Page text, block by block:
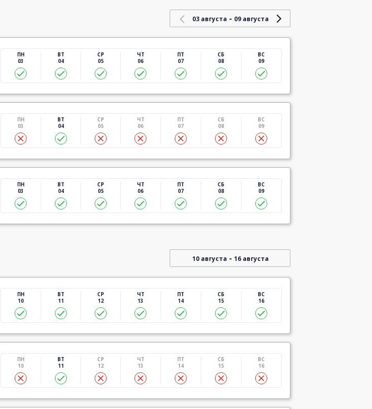
03 августа - 09 августа
ПН
03
ВТ
04
СР
05
ЧТ
06
ПТ
07
СБ
08
ВС
09
ПН
03
ВТ
04
СР
05
ЧТ
06
ПТ
07
СБ
08
ВС
09
ПН
03
ВТ
04
СР
05
ЧТ
06
ПТ
07
СБ
08
ВС
09
10 августа - 16 августа
ПН
10
ВТ
11
СР
12
ЧТ
13
ПТ
14
СБ
15
ВС
16
ПН
10
ВТ
11
СР
12
ЧТ
13
ПТ
14
СБ
15
ВС
16